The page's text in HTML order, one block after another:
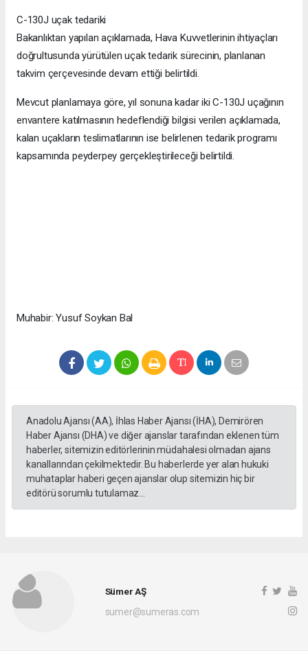
C-130J uçak tedariki
Bakanlıktan yapılan açıklamada, Hava Kuvvetlerinin ihtiyaçları
doğrultusunda yürütülen uçak tedarik sürecinin, planlanan
takvim çerçevesinde devam ettiği belirtildi.
Mevcut planlamaya göre, yıl sonuna kadar iki C-130J uçağının
envantere katılmasının hedeflendiği bilgisi verilen açıklamada,
kalan uçakların teslimatlarının ise belirlenen tedarik programı
kapsamında peyderpey gerçekleştirileceği belirtildi.
Muhabir: Yusuf Soykan Bal
Anadolu Ajansı (AA), İhlas Haber Ajansı (İHA), Demirören
Haber Ajansı (DHA) ve diğer ajanslar tarafından eklenen tüm
haberler, sitemizin editörlerinin müdahalesi olmadan ajans
kanallarından çekilmektedir. Bu haberlerde yer alan hukuki
muhataplar haberi geçen ajanslar olup sitemizin hiç bir
editörü sorumlu tutulamaz...
Sümer AŞ
sumer@sumeras.com